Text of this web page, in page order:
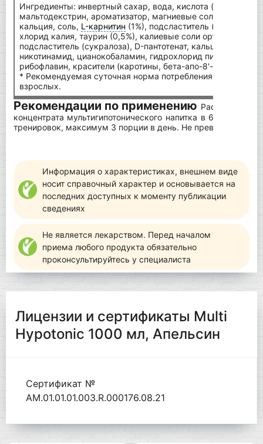
Ингредиенты: инвертный сахар, вода, кислота (лимонная
мальтодекстрин, ароматизатор, магниевые соли лимонной
кальция, соль, L-карнитин (1%), подсластитель
хлорид калия, таурин (0,5%), калиевые соли
подсластитель (сукралоза), D-пантотенат, кальций,
никотинамид, цианокобаламин, гидрохлорид
рибофлавин, красители (каротины, бета-апо-8'-
* Рекомендуемая суточная норма потребления
взрослых.
Рекомендации по применению Растворите 1
концентрата мультигипотонического напитка в 650 мл
тренировок, максимум 3 порции в день. Не превышайте
Информация о характеристиках, внешнем виде
носит справочный характер и основывается на
последних доступных к моменту публикации
сведениях
Не является лекарством. Перед началом
приема любого продукта обязательно
проконсультируйтесь у специалиста
Лицензии и сертификаты Multi
Hypotonic 1000 мл, Апельсин
Сертификат №
AM.01.01.01.003.R.000176.08.21